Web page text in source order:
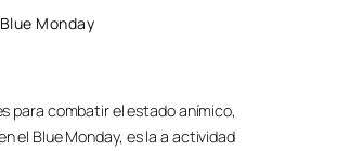
Monday
para combatir el estado anímico,
el Blue Monday, es la a actividad